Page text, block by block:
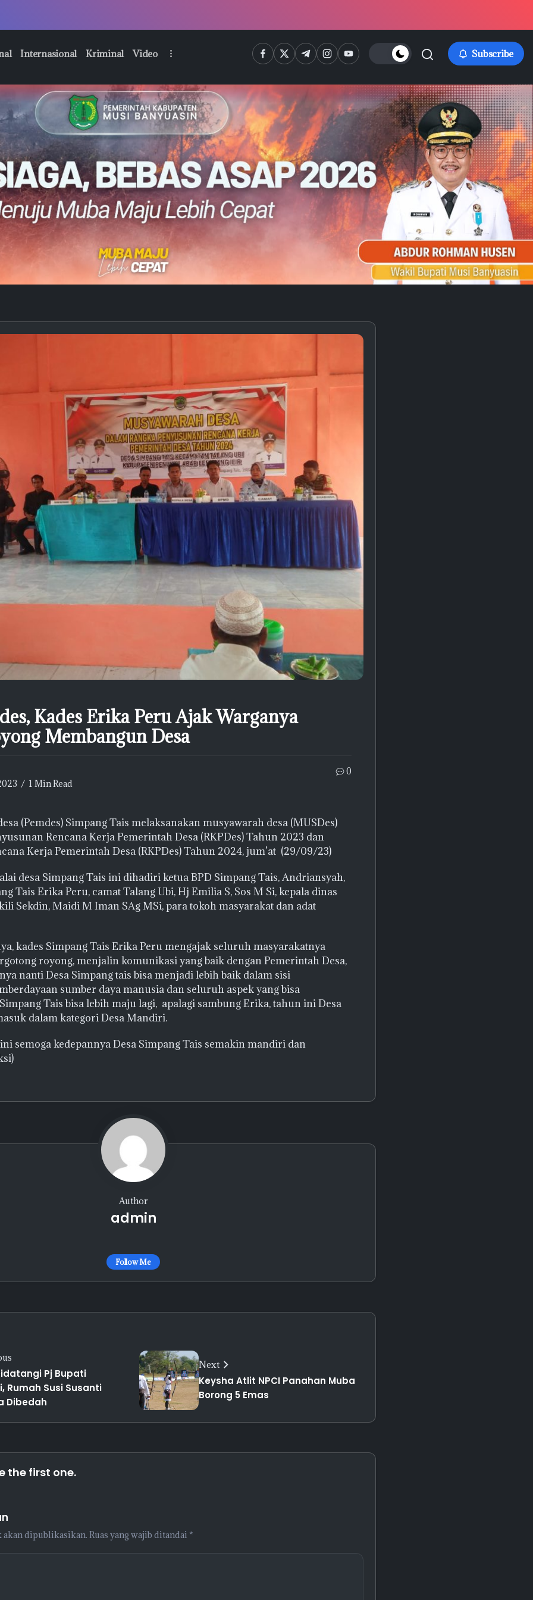
Internasional Kriminal Video https://www.facebook.com/
https://twitter.com/
https://t.me/
https://www.instagram.com/
https://youtube.com/ Subscribe
Kades Erika Peru Ajak Warganya
Membangun Desa
1 Min Read
0
(Pemdes) Simpang Tais melaksanakan musyawarah desa (MUSDes)
Rencana Kerja Pemerintah Desa (RKPDes) Tahun 2023 dan
Kerja Pemerintah Desa (RKPDes) Tahun 2024, jum’at (29/09/23)
desa Simpang Tais ini dihadiri ketua BPD Simpang Tais, Andriansyah,
Tais Erika Peru, camat Talang Ubi, Hj Emilia S, Sos M Si, kepala dinas
Sekdin, Maidi M Iman SAg MSi, para tokoh masyarakat dan adat
kades Simpang Tais Erika Peru mengajak seluruh masyarakatnya
royong, menjalin komunikasi yang baik dengan Pemerintah Desa,
nanti Desa Simpang tais bisa menjadi lebih baik dalam sisi
sumber daya manusia dan seluruh aspek yang bisa
Tais bisa lebih maju lagi, apalagi sambung Erika, tahun ini Desa
dalam kategori Desa Mandiri.
semoga kedepannya Desa Simpang Tais semakin mandiri dan
Author
admin
Follow Me
Pj Bupati
Rumah Susi Susanti
Dibedah
Next
Keysha Atlit NPCI Panahan Muba
Borong 5 Emas
the first one.
akan dipublikasikan. Ruas yang wajib ditandai *